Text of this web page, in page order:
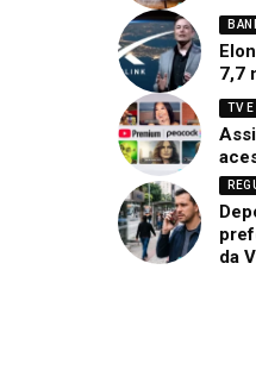
7,7
TV
da